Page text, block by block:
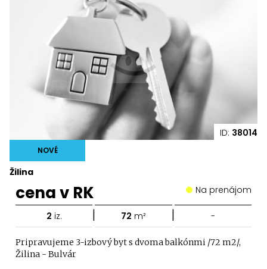
ID: 38014
Žilina
NOVÉ
cena v RK Na prenájom
2 iz. | 72 m² | -
Pripravujeme 3-izbový byt s dvoma balkónmi /72 m2/,
Žilina - Bulvár